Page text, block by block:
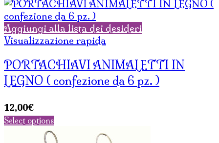
Aggiungi alla lista dei desideri
Visualizzazione rapida
PORTACHIAVI ANIMALETTI IN
LEGNO ( confezione da 6 pz. )
12,00€
Select options